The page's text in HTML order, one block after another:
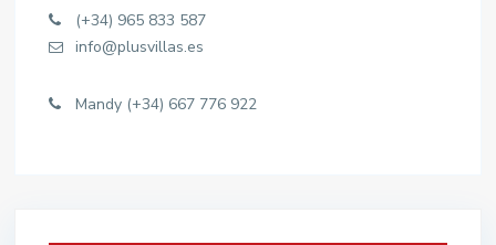
(+34) 965 833 587
info@plusvillas.es
Mandy (+34) 667 776 922